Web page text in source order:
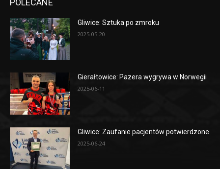
Gliwice: Sztuka po zmroku
2025-05-20
Gierałtowice: Pazera wygrywa w Norwegii
2025-06-11
Gliwice: Zaufanie pacjentów potwierdzone
2025-06-24